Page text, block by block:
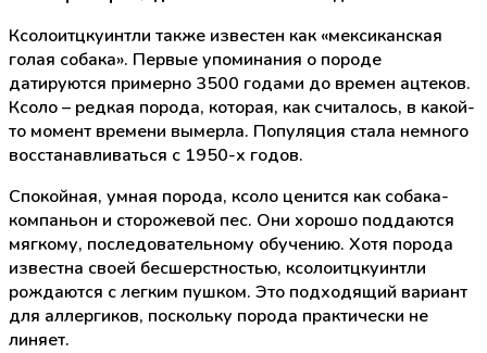
Ксолоитцкуинтли также известен как «мексиканская
голая собака». Первые упоминания о породе
датируются примерно 3500 годами до времен ацтеков.
Ксоло – редкая порода, которая, как считалось, в какой-
то момент времени вымерла. Популяция стала немного
восстанавливаться с 1950-х годов.
Спокойная, умная порода, ксоло ценится как собака-
компаньон и сторожевой пес. Они хорошо поддаются
мягкому, последовательному обучению. Хотя порода
известна своей бесшерстностью, ксолоитцкуинтли
рождаются с легким пушком. Это подходящий вариант
для аллергиков, поскольку порода практически не
линяет.